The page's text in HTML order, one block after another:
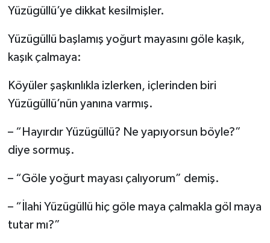
Yüzügüllü’ye dikkat kesilmişler.
Yüzügüllü başlamış yoğurt mayasını göle kaşık,
kaşık çalmaya:
Köyüler şaşkınlıkla izlerken, içlerinden biri
Yüzügüllü’nün yanına varmış.
– “Hayırdır Yüzügüllü? Ne yapıyorsun böyle?”
diye sormuş.
– “Göle yoğurt mayası çalıyorum” demiş.
– “İlahi Yüzügüllü hiç göle maya çalmakla göl maya
tutar mı?”